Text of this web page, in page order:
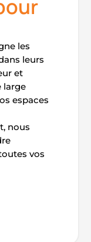
les
leurs
et
large
espaces
nous
vos